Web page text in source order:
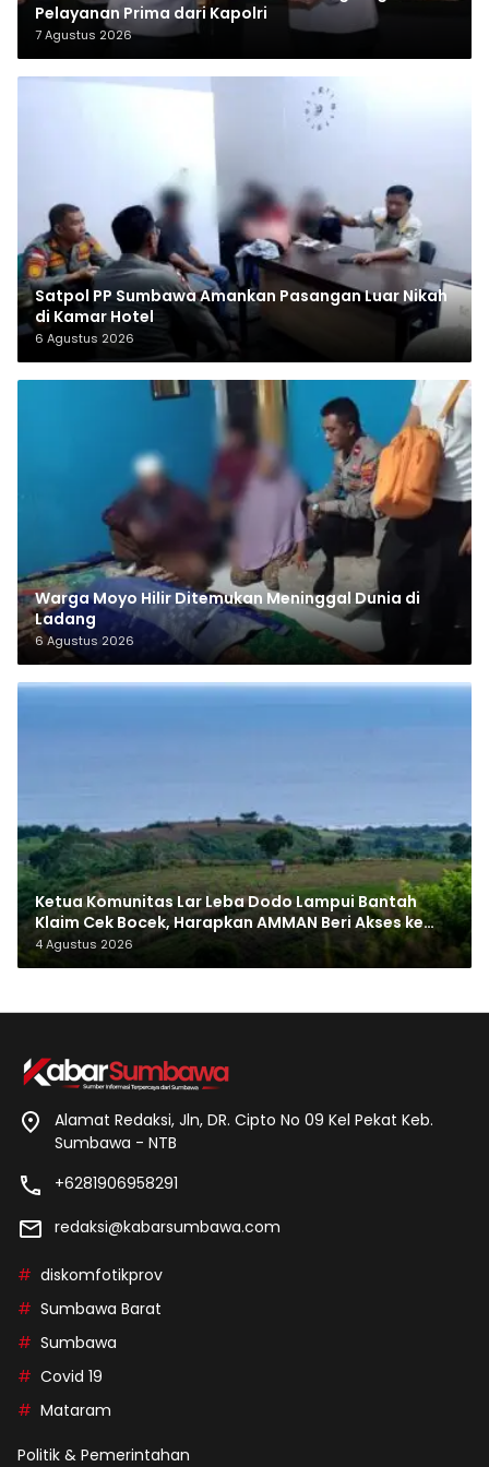
Pelayanan Prima dari Kapolri
7 Agustus 2026
Satpol PP Sumbawa Amankan Pasangan Luar Nikah
di Kamar Hotel
6 Agustus 2026
Warga Moyo Hilir Ditemukan Meninggal Dunia di
Ladang
6 Agustus 2026
Ketua Komunitas Lar Leba Dodo Lampui Bantah
Klaim Cek Bocek, Harapkan AMMAN Beri Akses ke
Makam Leluhur
4 Agustus 2026
Alamat Redaksi, Jln, DR. Cipto No 09 Kel Pekat Keb.
Sumbawa - NTB
+6281906958291
redaksi@kabarsumbawa.com
diskomfotikprov
Sumbawa Barat
Sumbawa
Covid 19
Mataram
Politik & Pemerintahan